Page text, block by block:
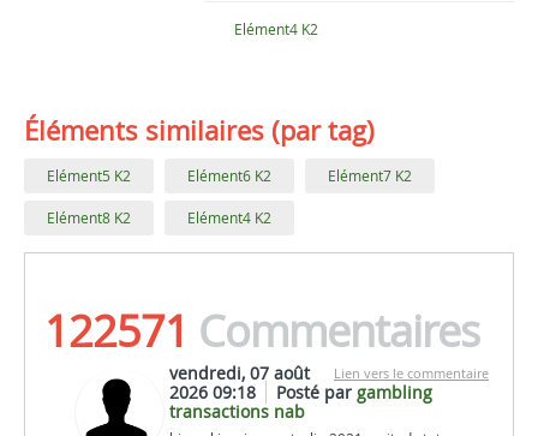
Elément4 K2
Éléments similaires (par tag)
Elément5 K2 Elément6 K2 Elément7 K2
Elément8 K2 Elément4 K2
122571 Commentaires
Lien vers le commentaire
vendredi, 07 août
2026 09:18
Posté par gambling
transactions nab